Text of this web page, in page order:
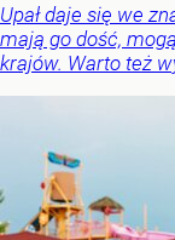
Upał daje się we
mają go dość,
krajów. Warto też